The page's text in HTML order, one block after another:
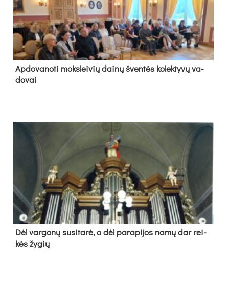
Ap­do­va­no­ti moks­lei­vių dai­nų šven­tės ko­lek­ty­vų va­
do­vai
Dėl var­go­nų su­si­ta­rė, o dėl pa­ra­pi­jos na­mų dar rei­
kės žy­gių